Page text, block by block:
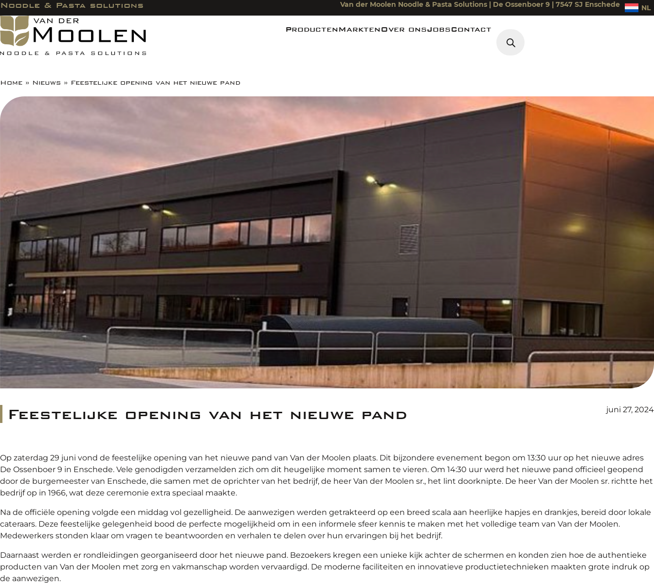
Noodle & Pasta solutions Van der Moolen Noodle & Pasta Solutions | De Ossenboer 9 | 7547 SJ Enschede NL
ProductenMarktenOver onsJobsContact
Home » Nieuws » Feestelijke opening van het nieuwe pand
juni 27, 2024
Feestelijke opening van het nieuwe pand
Op zaterdag 29 juni vond de feestelijke opening van het nieuwe pand van Van der Moolen plaats. Dit bijzondere evenement begon om 13:30 uur op het nieuwe adres
De Ossenboer 9 in Enschede. Vele genodigden verzamelden zich om dit heugelijke moment samen te vieren. Om 14:30 uur werd het nieuwe pand officieel geopend
door de burgemeester van Enschede, die samen met de oprichter van het bedrijf, de heer Van der Moolen sr., het lint doorknipte. De heer Van der Moolen sr. richtte het
bedrijf op in 1966, wat deze ceremonie extra speciaal maakte.
Na de officiële opening volgde een middag vol gezelligheid. De aanwezigen werden getrakteerd op een breed scala aan heerlijke hapjes en drankjes, bereid door lokale
cateraars. Deze feestelijke gelegenheid bood de perfecte mogelijkheid om in een informele sfeer kennis te maken met het volledige team van Van der Moolen.
Medewerkers stonden klaar om vragen te beantwoorden en verhalen te delen over hun ervaringen bij het bedrijf.
Daarnaast werden er rondleidingen georganiseerd door het nieuwe pand. Bezoekers kregen een unieke kijk achter de schermen en konden zien hoe de authentieke
producten van Van der Moolen met zorg en vakmanschap worden vervaardigd. De moderne faciliteiten en innovatieve productietechnieken maakten grote indruk op
de aanwezigen.